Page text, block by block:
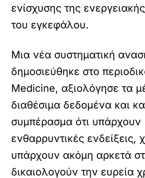
ενίσχυσης της
του εγκεφάλου.
Μια νέα συστηματική
δημοσιεύθηκε στο
Medicine, αξιολόγησε τα
διαθέσιμα δεδομένα και
συμπέρασμα ότι υπάρχουν
ενθαρρυντικές
υπάρχουν ακόμη αρκετά
δικαιολογούν την ευρεία